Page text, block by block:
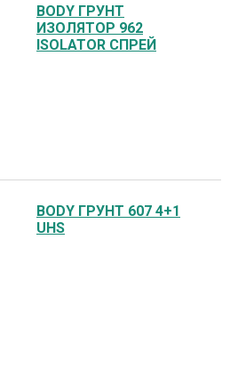
BODY ГРУНТ
ИЗОЛЯТОР 962
ISOLATOR СПРЕЙ
BODY ГРУНТ 607 4+1
UHS